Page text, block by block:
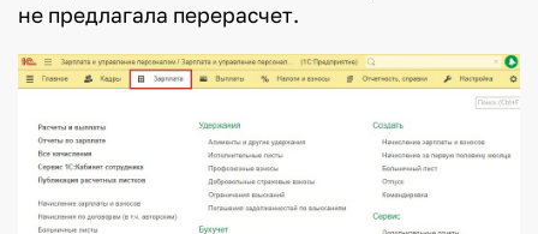
не предлагала перерасчет.